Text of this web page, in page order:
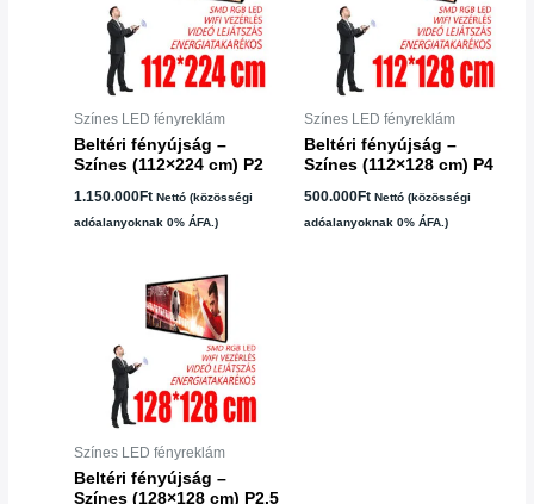
Színes LED fényreklám
Beltéri fényújság –
Színes (112×224 cm) P2
1.150.000Ft Nettó (közösségi
adóalanyoknak 0% ÁFA.)
Színes LED fényreklám
Beltéri fényújság –
Színes (112×128 cm) P4
500.000Ft Nettó (közösségi
adóalanyoknak 0% ÁFA.)
Színes LED fényreklám
Beltéri fényújság –
Színes (128×128 cm) P2.5